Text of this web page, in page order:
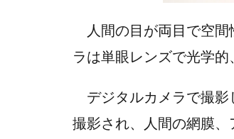
人間の目が両目で空間
ラは単眼レンズで光学的
デジタルカメラで撮影
撮影され、人間の網膜